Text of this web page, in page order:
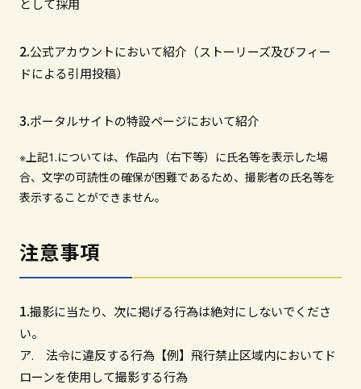
として採用
公式アカウントにおいて紹介（ストーリーズ及びフィー
ドによる引用投稿）
ポータルサイトの特設ページにおいて紹介
※上記1.については、作品内（右下等）に氏名等を表示した場
合、文字の可読性の確保が困難であるため、撮影者の氏名等を
表示することができません。
注意事項
撮影に当たり、次に掲げる行為は絶対にしないでくださ
い。
ア. 法令に違反する行為【例】飛行禁止区域内においてド
ローンを使用して撮影する行為